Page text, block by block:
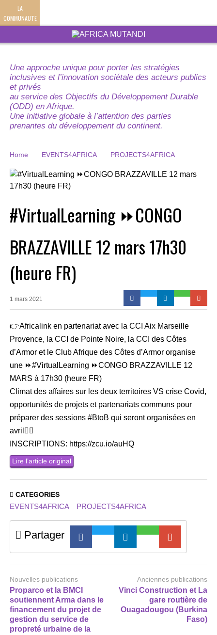
LA
COMMUNAUTE
Une approche unique pour porter les stratégies
inclusives et l’innovation sociétale des acteurs publics
et privés
au service des Objectifs du Développement Durable
(ODD) en Afrique.
Une initiative globale à l’attention des parties
prenantes du développement du continent.
Home EVENTS4AFRICA PROJECTS4AFRICA
#VirtualLearning ⏩CONGO
BRAZZAVILLE 12 mars 17h30
(heure FR)
1 mars 2021
👉Africalink en partenariat avec la CCI Aix Marseille
Provence, la CCI de Pointe Noire, la CCI des Côtes
d’Armor et le Club Afrique des Côtes d’Armor organise
une ⏩#VirtualLearning ⏩CONGO BRAZZAVILLE 12
MARS à 17h30 (heure FR)
Climat des affaires sur les deux territoires VS crise Covid,
opportunités de projets et partenariats communs pour
préparer des sessions #BtoB qui seront organisées en
avril👍🏻
INSCRIPTIONS: https://zcu.io/auHQ
Lire l’article original
CATEGORIES
EVENTS4AFRICA PROJECTS4AFRICA
Partager
Nouvelles publications
Proparco et la BMCI
soutiennent Arma dans le
financement du projet de
gestion du service de
propreté urbaine de la
Anciennes publications
Vinci Construction et La
gare routière de
Ouagadougou (Burkina
Faso)